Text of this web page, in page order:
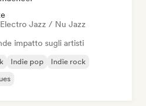
Electro Jazz / Nu Jazz
impatto sugli artisti
Indie pop
Indie rock